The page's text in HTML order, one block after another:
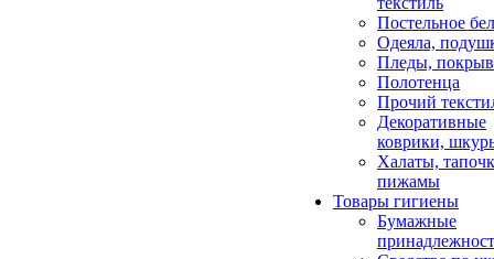
Постельное
Одеяла,
Пледы,
Полотенца
Прочий
Декоративные
коврики,
Халаты,
пижамы
Товары гигиены
Бумажные